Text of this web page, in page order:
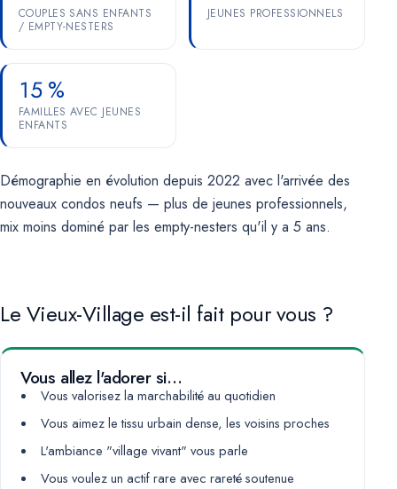
COUPLES SANS ENFANTS
/ EMPTY-NESTERS
JEUNES PROFESSIONNELS
15 %
FAMILLES AVEC JEUNES
ENFANTS
Démographie en évolution depuis 2022 avec l'arrivée des
nouveaux condos neufs — plus de jeunes professionnels,
mix moins dominé par les empty-nesters qu'il y a 5 ans.
Le Vieux-Village est-il fait pour vous ?
Vous allez l'adorer si…
Vous valorisez la marchabilité au quotidien
Vous aimez le tissu urbain dense, les voisins proches
L'ambiance "village vivant" vous parle
Vous voulez un actif rare avec rareté soutenue